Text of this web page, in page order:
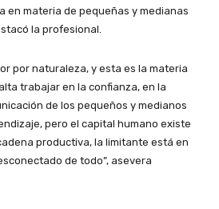
en materia de pequeñas y medianas
la profesional.
por naturaleza, y esta es la materia
trabajar en la confianza, en la
de los pequeños y medianos
pero el capital humano existe
productiva, la limitante está en
de todo”, asevera